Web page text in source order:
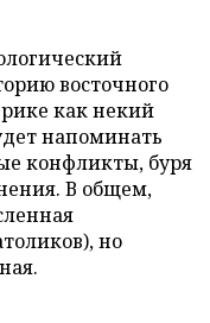
восточного
как некий
напоминать
конфликты, буря
В общем,
но